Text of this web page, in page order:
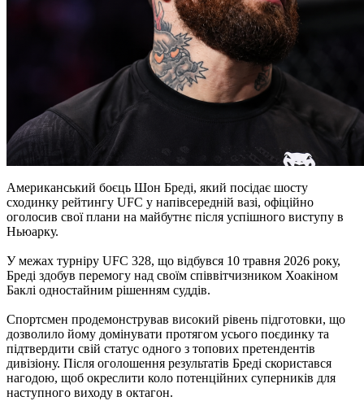
Американський боєць Шон Бреді, який посідає шосту
сходинку рейтингу UFC у напівсередній вазі, офіційно
оголосив свої плани на майбутнє після успішного виступу в
Ньюарку.
У межах турніру UFC 328, що відбувся 10 травня 2026 року,
Бреді здобув перемогу над своїм співвітчизником Хоакіном
Баклі одностайним рішенням суддів.
Спортсмен продемонстрував високий рівень підготовки, що
дозволило йому домінувати протягом усього поєдинку та
підтвердити свій статус одного з топових претендентів
дивізіону. Після оголошення результатів Бреді скористався
нагодою, щоб окреслити коло потенційних суперників для
наступного виходу в октагон.